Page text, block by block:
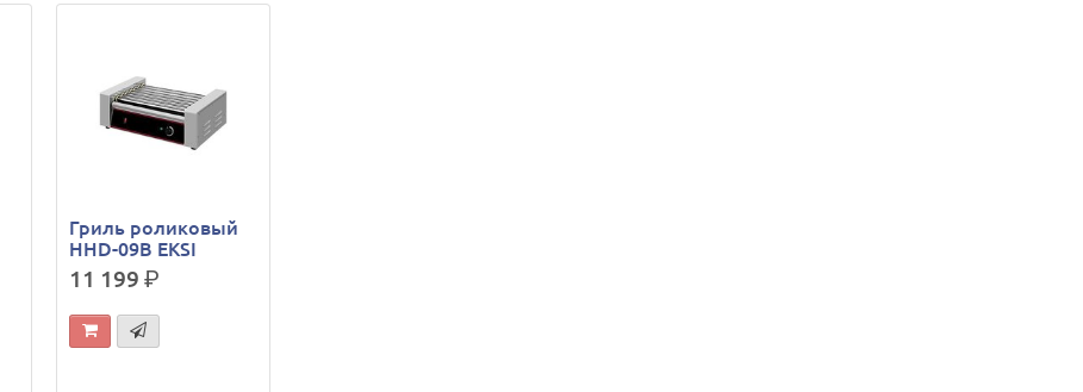
Гриль роликовый
HHD-09B EKSI
11 199р.